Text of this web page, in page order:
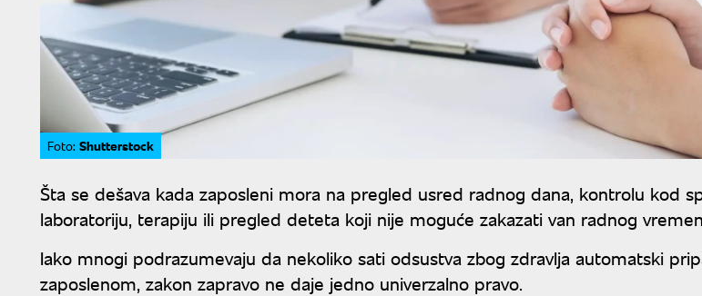
Foto: Shutterstock
Šta se dešava kada zaposleni mora na pregled usred radnog dana, kontrolu kod
laboratoriju, terapiju ili pregled deteta koji nije moguće zakazati van radnog
Iako mnogi podrazumevaju da nekoliko sati odsustva zbog zdravlja automatski
zaposlenom, zakon zapravo ne daje jedno univerzalno pravo.